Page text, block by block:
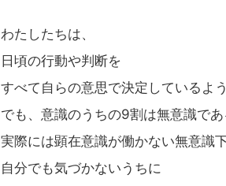
わたしたちは、
日頃の行動や判断を
すべて自らの意思で決定しているよ
でも、意識のうちの9割は無意識であ
実際には顕在意識が働かない無意識
自分でも気づかないうちに